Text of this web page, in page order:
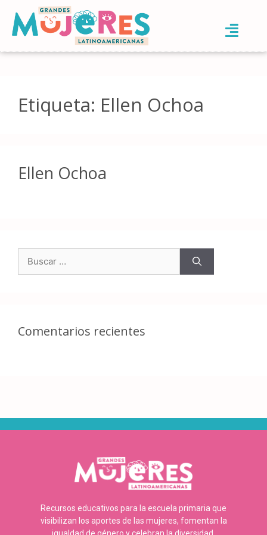
Etiqueta: Ellen Ochoa
Ellen Ochoa
Comentarios recientes
Recursos educativos para la escuela primaria que
visibilizan los aportes de las mujeres, fomentan la
igualdad de género y celebran la diversidad.